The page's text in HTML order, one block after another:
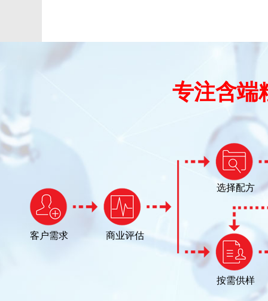
专注含端
客户需求 商业评估
选择配方
按需供样